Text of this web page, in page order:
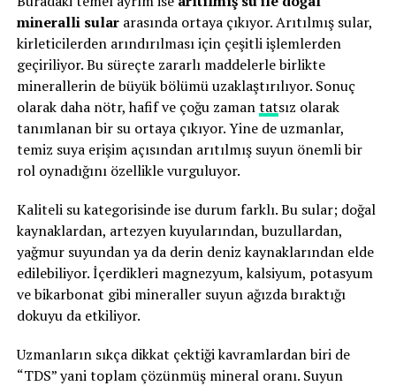
mineralli sulararasında ortaya çıkıyor. Arıtılmış sular,
kirleticilerden arındırılması için çeşitli işlemlerden
geçiriliyor. Bu süreçte zararlı maddelerle birlikte
minerallerin de büyük bölümü uzaklaştırılıyor. Sonuç
olarak daha nötr, hafif ve çoğu zamantatsız olarak
tanımlanan bir su ortaya çıkıyor. Yine de uzmanlar,
temiz suya erişim açısından arıtılmış suyun önemli bir
rol oynadığını özellikle vurguluyor.
Kaliteli su kategorisinde ise durum farklı. Bu sular; doğal
kaynaklardan, artezyen kuyularından, buzullardan,
yağmur suyundan ya da derin deniz kaynaklarından elde
edilebiliyor. İçerdikleri magnezyum, kalsiyum, potasyum
ve bikarbonat gibi mineraller suyun ağızda bıraktığı
dokuyu da etkiliyor.
Uzmanların sıkça dikkat çektiği kavramlardan biri de
“TDS” yani toplam çözünmüş mineral oranı. Suyun